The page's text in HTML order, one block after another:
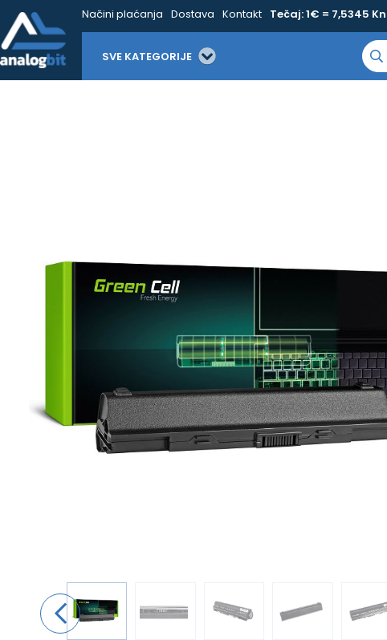
Načini plaćanja Dostava Kontakt Tečaj: 1€ = 7,5345 Kn
SVE KATEGORIJE